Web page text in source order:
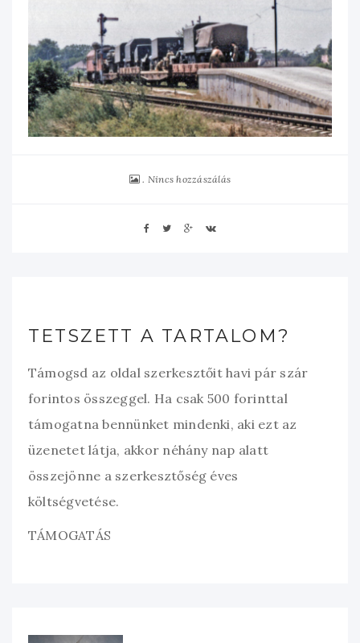
Nincs hozzászálás
TETSZETT A TARTALOM?
Támogsd az oldal szerkesztőit havi pár szár
forintos összeggel. Ha csak 500 forinttal
támogatna bennünket mindenki, aki ezt az
üzenetet látja, akkor néhány nap alatt
összejönne a szerkesztőség éves
költségvetése.
TÁMOGATÁS